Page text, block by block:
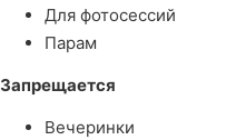
Для фотосессий
Парам
Запрещается
Вечеринки